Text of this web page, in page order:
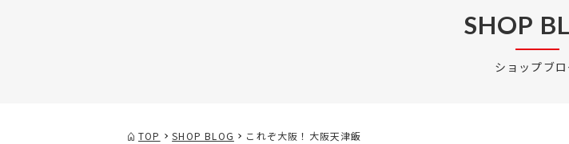
SHOP
ショップブ
TOP SHOP BLOG これぞ大阪！大阪天津飯